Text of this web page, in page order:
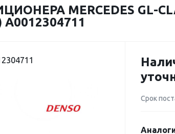
MERCEDES GL-
A0012304711
Срок